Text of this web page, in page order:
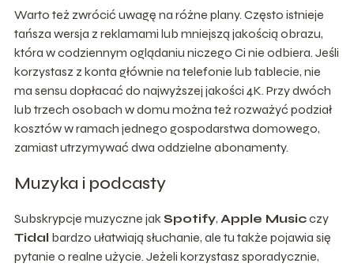
Warto też zwrócić uwagę na różne plany. Często istnieje
tańsza wersja z reklamami lub mniejszą jakością obrazu,
która w codziennym oglądaniu niczego Ci nie odbiera. Jeśli
korzystasz z konta głównie na telefonie lub tablecie, nie
ma sensu dopłacać do najwyższej jakości 4K. Przy dwóch
lub trzech osobach w domu można też rozważyć podział
kosztów w ramach jednego gospodarstwa domowego,
zamiast utrzymywać dwa oddzielne abonamenty.
Muzyka i podcasty
Subskrypcje muzyczne jakSpotify, Apple Musicczy
Tidal bardzo ułatwiają słuchanie, ale tu także pojawia się
pytanie o realne użycie. Jeżeli korzystasz sporadycznie,